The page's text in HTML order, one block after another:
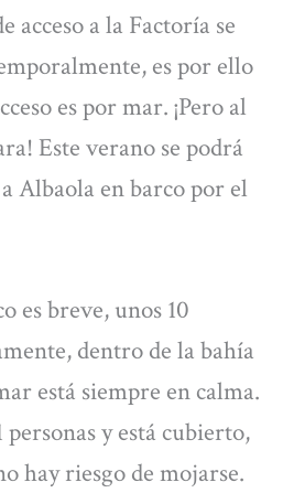
acceso a la Factoría se
es por ello
es por mar. ¡Pero al
Este verano se podrá
Albaola en barco por el
es breve, unos 10
dentro de la bahía
está siempre en calma.
y está cubierto,
hay riesgo de mojarse.